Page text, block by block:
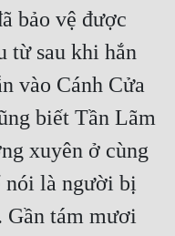
bảo vệ được
từ sau khi hắn
vào Cánh Cửa
biết Tần Lãm
xuyên ở cùng
nói là người bị
Gần tám mươi